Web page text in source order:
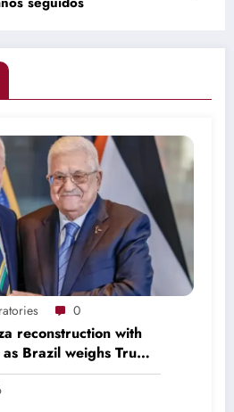
0
reconstruction with
Brazil weighs Trump